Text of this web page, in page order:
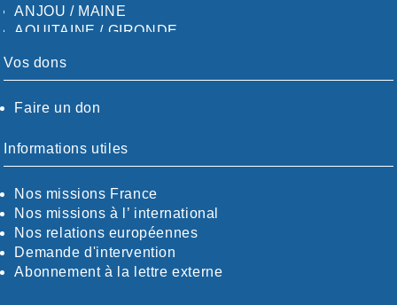
ANJOU / MAINE
AQUITAINE / GIRONDE
AUDE
CALVADOS-ORNE
CHARENTE-MARITIME
CÖTE-D'OR
CÖTES-D'ARMOR
DORDOGNE
DRÖME / ARDÈCHE
ESSONNE
EURE-ET-LOIR
Vos dons
Faire un don
Informations utiles
Nos missions France
Nos missions à l’ international
Nos relations européennes
Demande d'intervention
Abonnement à la lettre externe